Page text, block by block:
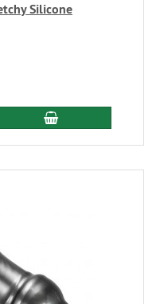
Silicone